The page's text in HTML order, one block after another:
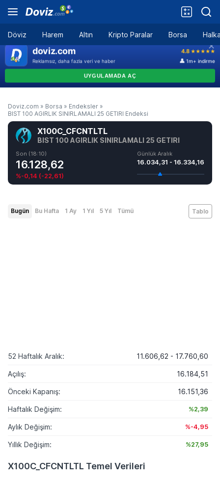
Döviz Harem Altın Kripto Paralar Borsa
Doviz.com » Borsa » Endeksler »
BIST 100 AGIRLIK SINIRLAMALI 25 GETIRI Endeksi
X100C_CFCNTLTL
BIST 100 AGIRLIK SINIRLAMALI 25 GETIRI
Son (18:10)
16.128,62
%-0,14 (-22,61)
Günlük Aralık
16.034,31 - 16.334,16
Bugün Bu Hafta 1 Ay 1 Yıl 5 Yıl Tümü Tablo
52 Haftalık Aralık: 11.606,62 - 17.760,60
Açılış: 16.184,51
Önceki Kapanış: 16.151,36
Haftalık Değişim: %2,39
Aylık Değişim: %-4,95
Yıllık Değişim: %27,95
X100C_CFCNTLTL Temel Verileri